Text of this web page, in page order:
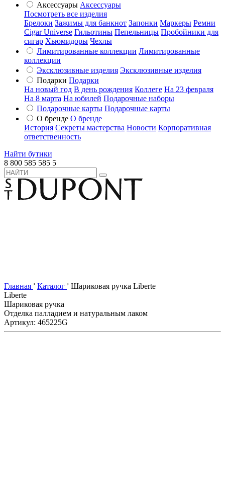
Аксессуары Аксессуары
Посмотреть все изделия
Брелоки Зажимы для банкнот Запонки Маркеры Ремни
Cigar Universe Гильотины Пепельницы Пробойники для
сигар Хьюмидоры Чехлы
Лимитированные коллекции Лимитированные
коллекции
Эксклюзивные изделия Эксклюзивные изделия
Подарки Подарки
На новый год В день рождения Коллеге На 23 февраля
На 8 марта На юбилей Подарочные наборы
Подарочные карты Подарочные карты
О бренде О бренде
История Секреты мастерства Новости Корпоративная
ответственность
Найти бутики
8 800 585 585 5
Главная › Каталог › Шариковая ручка Liberte
Liberte
Шариковая ручка
Отделка палладием и натуральным лаком
Артикул: 465225G